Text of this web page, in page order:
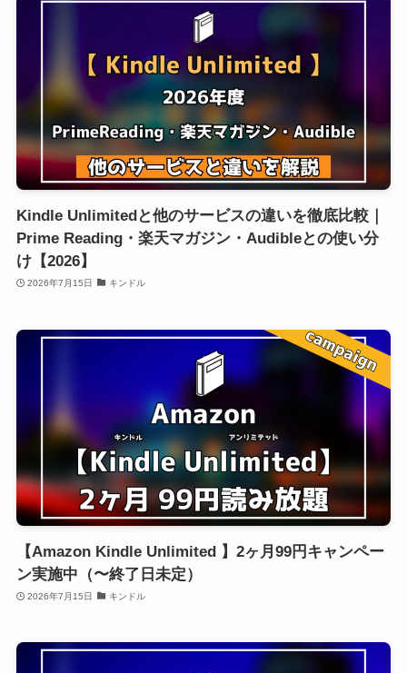
Kindle Unlimitedと他のサービスの違いを徹底比較｜
Prime Reading・楽天マガジン・Audibleとの使い分
け【2026】
2026年7月15日 キンドル
【Amazon Kindle Unlimited 】2ヶ月99円キャンペー
ン実施中（〜終了日未定）
2026年7月15日 キンドル